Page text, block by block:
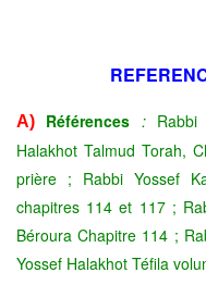
A) Références :Rabbi
Halakhot Talmud Torah,
prière ; Rabbi Yossef
chapitres 114 et 117 ;
Béroura Chapitre 114 ;
Yossef Halakhot Téfila